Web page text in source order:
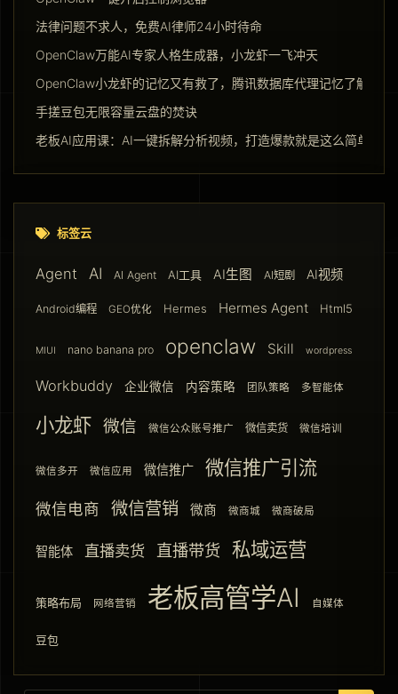
法律问题不求人，免费AI律师24小时待命
OpenClaw万能AI专家人格生成器，小龙虾一飞冲天
OpenClaw小龙虾的记忆又有救了，腾讯数据库代理记忆了解一下
手搓豆包无限容量云盘的焚诀
老板AI应用课：AI一键拆解分析视频，打造爆款就是这么简单
标签云
Agent AI AI Agent AI工具 AI生图 AI短剧 AI视频
Android编程 GEO优化 Hermes Hermes Agent Html5
MIUI nano banana pro openclaw Skill wordpress
Workbuddy 企业微信 内容策略 团队策略 多智能体
小龙虾 微信 微信公众账号推广 微信卖货 微信培训
微信多开 微信应用 微信推广 微信推广引流
微信电商 微信营销 微商 微商城 微商破局
智能体 直播卖货 直播带货 私域运营
策略布局 网络营销 老板高管学AI 自媒体
豆包